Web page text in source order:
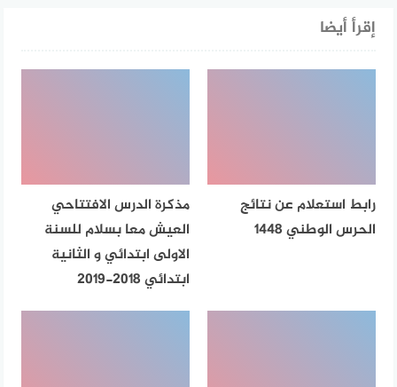
إقرأ أيضا
رابط استعلام عن نتائج
الحرس الوطني 1448
مذكرة الدرس الافتتاحي
العيش معا بسلام للسنة
الاولى ابتدائي و الثانية
ابتدائي 2018-2019